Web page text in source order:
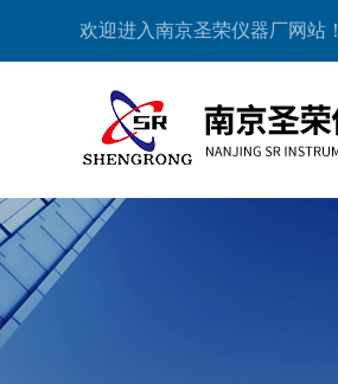
欢迎进入南京圣荣仪器厂网站！